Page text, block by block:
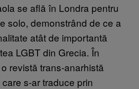
se află în Londra pentru
solo, demonstrând de ce a
atât de importantă
LGBT din Grecia. În
revistă trans-anarhistă
s-ar traduce prin